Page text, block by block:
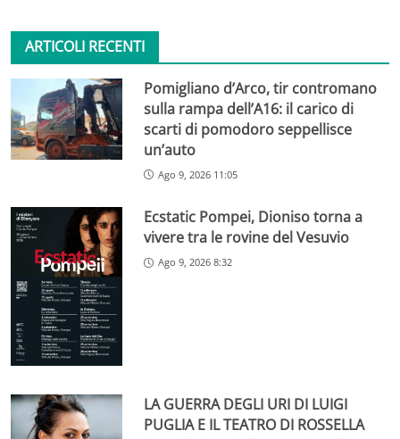
ARTICOLI RECENTI
Pomigliano d’Arco, tir contromano
sulla rampa dell’A16: il carico di
scarti di pomodoro seppellisce
un’auto
Ago 9, 2026 11:05
Ecstatic Pompei, Dioniso torna a
vivere tra le rovine del Vesuvio
Ago 9, 2026 8:32
LA GUERRA DEGLI URI DI LUIGI
PUGLIA E IL TEATRO DI ROSSELLA